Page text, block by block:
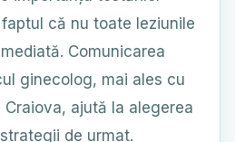
că nu toate leziunile
Comunicarea
ginecolog, mai ales cu
Craiova, ajută la alegerea
de urmat.